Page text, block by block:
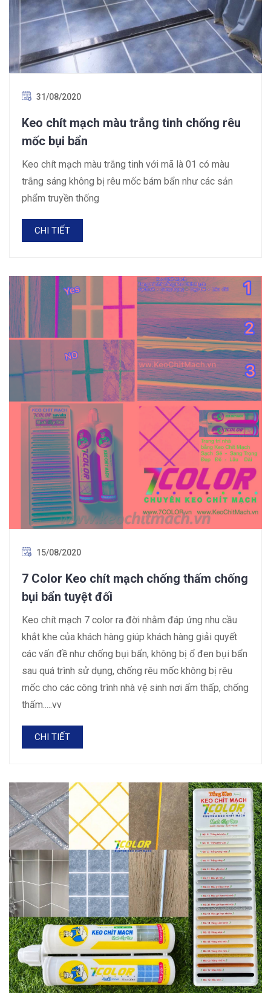
31/08/2020
Keo chít mạch màu trắng tinh chống rêu
mốc bụi bẩn
Keo chít mạch màu trắng tinh với mã là 01 có màu
trắng sáng không bị rêu mốc bám bẩn như các sản
phẩm truyền thống
CHI TIẾT
15/08/2020
7 Color Keo chít mạch chống thấm chống
bụi bẩn tuyệt đối
Keo chít mạch 7 color ra đời nhằm đáp ứng nhu cầu
khắt khe của khách hàng giúp khách hàng giải quyết
các vấn đề như chống bụi bẩn, không bị ổ đen bụi bẩn
sau quá trình sử dụng, chống rêu mốc không bị rêu
mốc cho các công trình nhà vệ sinh nơi ẩm thấp, chống
thấm.....vv
CHI TIẾT